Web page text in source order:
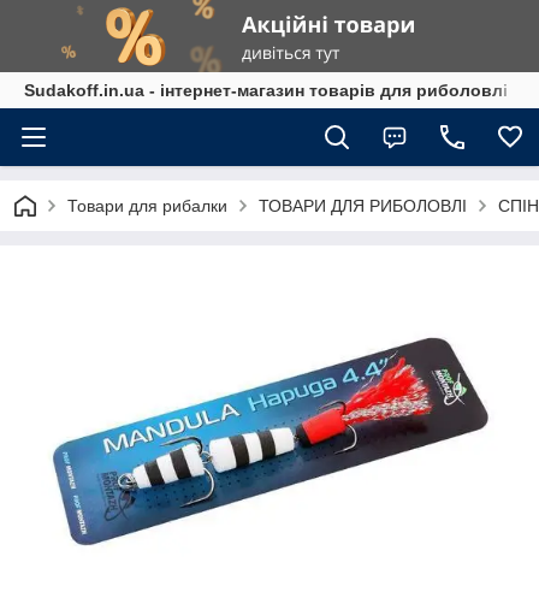
Sudakoff.in.ua - інтернет-магазин товарів для риболовлі
Товари для рибалки ТОВАРИ ДЛЯ РИБОЛОВЛІ